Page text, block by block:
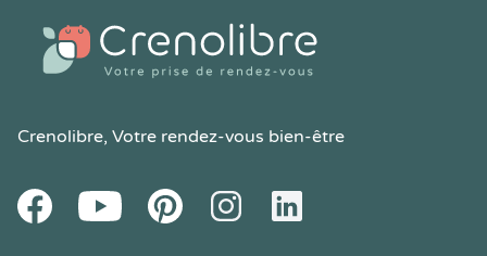
Crenolibre, Votre rendez-vous bien-être
FacebookYoutube PinteresetInstagramLinkedIn